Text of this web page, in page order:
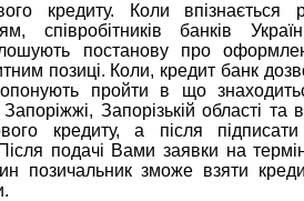
кредиту. Коли впізнається
співробітників банків
постанову про
позиці. Коли, кредит банк
пройти в що
Запорізькій області та
кредиту, а після
подачі Вами заявки на
позичальник зможе взяти